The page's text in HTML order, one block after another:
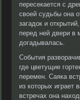
пересекается с
своей судьбы она
загадок и
перед ней двери в
догадывалась.
События
где цветущие
перемен. Саяка
из которых играет
встречах она